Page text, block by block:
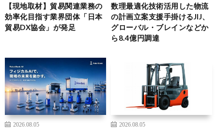
【現地取材】貿易関連業務の
効率化目指す業界団体「日本
貿易DX協会」が発足
数理最適化技術活用した物流
の計画立案支援手掛けるJIJ、
グローバル・ブレインなどか
ら8.4億円調達
2026.08.05
2026.08.05